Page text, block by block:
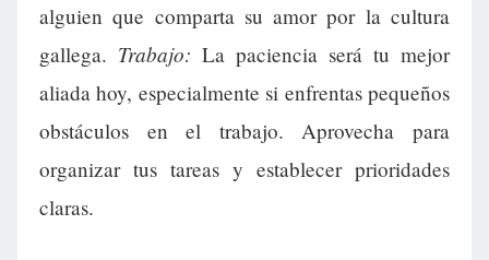
alguien que comparta su amor por la cultura
gallega. Trabajo: La paciencia será tu mejor
aliada hoy, especialmente si enfrentas pequeños
obstáculos en el trabajo. Aprovecha para
organizar tus tareas y establecer prioridades
claras.